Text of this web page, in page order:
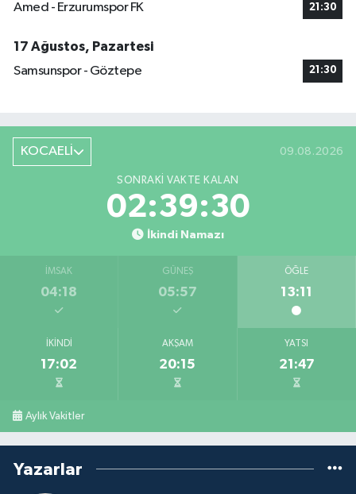
Amed - Erzurumspor FK 21:30
17 Ağustos, Pazartesi
Samsunspor - Göztepe
21:30
KOCAELİ 09.08.2026
SONRAKI VAKTE KALAN
02:39:29
İkindi Namazı
İMSAK
04:18
GÜNEŞ
05:57
ÖĞLE
13:11
İKINDI
17:02
AKŞAM
20:15
YATSI
21:47
Aylık Vakitler
Yazarlar